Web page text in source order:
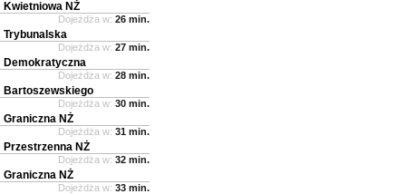
Kwietniowa NŻ
Dojeżdża w: 26 min.
Trybunalska
Dojeżdża w: 27 min.
Demokratyczna
Dojeżdża w: 28 min.
Bartoszewskiego
Dojeżdża w: 30 min.
Graniczna NŻ
Dojeżdża w: 31 min.
Przestrzenna NŻ
Dojeżdża w: 32 min.
Graniczna NŻ
Dojeżdża w: 33 min.